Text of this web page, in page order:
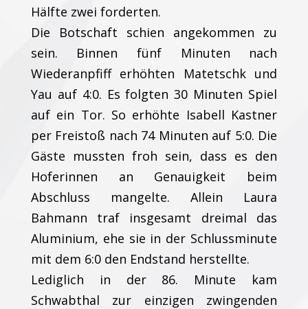
Hälfte zwei forderten.
Die Botschaft schien angekommen zu
sein. Binnen fünf Minuten nach
Wiederanpfiff erhöhten Matetschk und
Yau auf 4:0. Es folgten 30 Minuten Spiel
auf ein Tor. So erhöhte Isabell Kastner
per Freistoß nach 74 Minuten auf 5:0. Die
Gäste mussten froh sein, dass es den
Hoferinnen an Genauigkeit beim
Abschluss mangelte. Allein Laura
Bahmann traf insgesamt dreimal das
Aluminium, ehe sie in der Schlussminute
mit dem 6:0 den Endstand herstellte.
Lediglich in der 86. Minute kam
Schwabthal zur einzigen zwingenden